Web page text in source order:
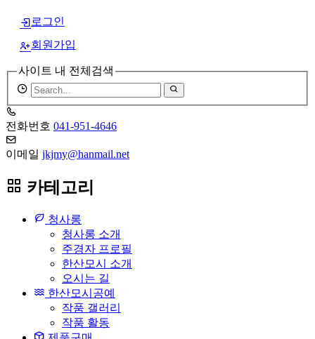
로그인
회원가입
사이트 내 전체검색
검
색
필
수
전화번호 041-951-4646
이메일 jkjmy@hanmail.net
카테고리
청사롱
청사롱 소개
주경자 프로필
한산모시 소개
오시는 길
한산모시공예
작품 갤러리
작품 활동